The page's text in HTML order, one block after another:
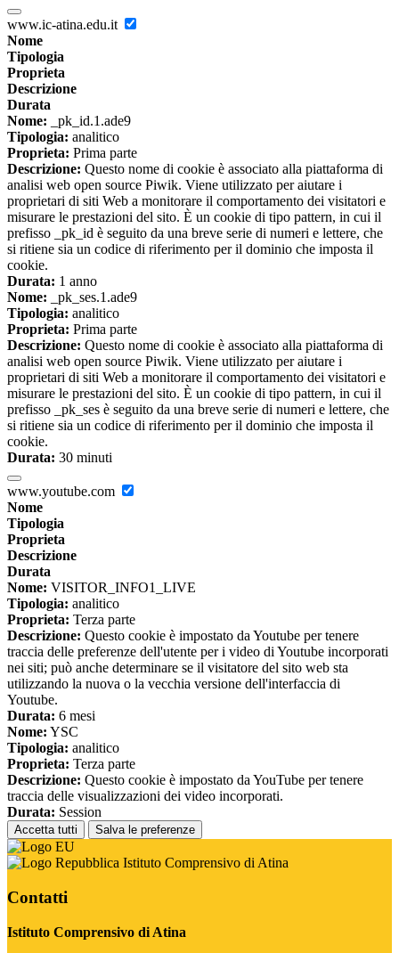
www.ic-atina.edu.it
Nome
Tipologia
Proprieta
Descrizione
Durata
Nome: _pk_id.1.ade9
Tipologia: analitico
Proprieta: Prima parte
Descrizione: Questo nome di cookie è associato alla piattaforma di
analisi web open source Piwik. Viene utilizzato per aiutare i
proprietari di siti Web a monitorare il comportamento dei visitatori e
misurare le prestazioni del sito. È un cookie di tipo pattern, in cui il
prefisso _pk_id è seguito da una breve serie di numeri e lettere, che
si ritiene sia un codice di riferimento per il dominio che imposta il
cookie.
Durata: 1 anno
Nome: _pk_ses.1.ade9
Tipologia: analitico
Proprieta: Prima parte
Descrizione: Questo nome di cookie è associato alla piattaforma di
analisi web open source Piwik. Viene utilizzato per aiutare i
proprietari di siti Web a monitorare il comportamento dei visitatori e
misurare le prestazioni del sito. È un cookie di tipo pattern, in cui il
prefisso _pk_ses è seguito da una breve serie di numeri e lettere, che
si ritiene sia un codice di riferimento per il dominio che imposta il
cookie.
Durata: 30 minuti
www.youtube.com
Nome
Tipologia
Proprieta
Descrizione
Durata
Nome: VISITOR_INFO1_LIVE
Tipologia: analitico
Proprieta: Terza parte
Descrizione: Questo cookie è impostato da Youtube per tenere
traccia delle preferenze dell'utente per i video di Youtube incorporati
nei siti; può anche determinare se il visitatore del sito web sta
utilizzando la nuova o la vecchia versione dell'interfaccia di
Youtube.
Durata: 6 mesi
Nome: YSC
Tipologia: analitico
Proprieta: Terza parte
Descrizione: Questo cookie è impostato da YouTube per tenere
traccia delle visualizzazioni dei video incorporati.
Durata: Session
Accetta tutti Salva le preferenze
Istituto Comprensivo di Atina
Contatti
Istituto Comprensivo di Atina